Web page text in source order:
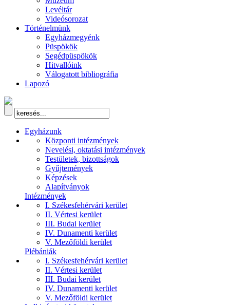
Levéltár
Videósorozat
Történelmünk
Egyházmegyénk
Püspökök
Segédpüspökök
Hitvallóink
Válogatott bibliográfia
Lapozó
Egyházunk
Központi intézmények
Nevelési, oktatási intézmények
Testületek, bizottságok
Gyűjtemények
Képzések
Alapítványok
Intézmények
I. Székesfehérvári kerület
II. Vértesi kerület
III. Budai kerület
IV. Dunamenti kerület
V. Mezőföldi kerület
Plébániák
I. Székesfehérvári kerület
II. Vértesi kerület
III. Budai kerület
IV. Dunamenti kerület
V. Mezőföldi kerület